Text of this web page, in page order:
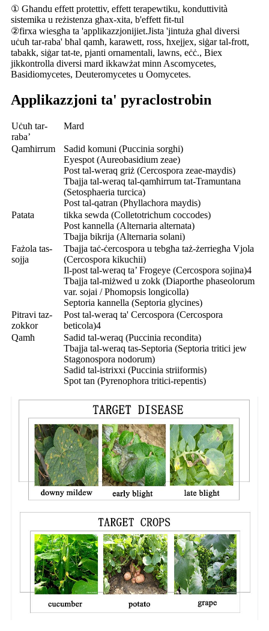
① Għandu effett protettiv, effett terapewtiku, konduttività
sistemika u reżistenza għax-xita, b'effett fit-tul
②firxa wiesgħa ta 'applikazzjonijiet.Jista 'jintuża għal diversi
uċuħ tar-raba' bħal qamħ, karawett, ross, ħxejjex, siġar tal-frott,
tabakk, siġar tat-te, pjanti ornamentali, lawns, eċċ., Biex
jikkontrolla diversi mard ikkawżat minn Ascomycetes,
Basidiomycetes, Deuteromycetes u Oomycetes.
Applikazzjoni ta' pyraclostrobin
Uċuħ tar-
raba’
Mard
Qamħirrum
Sadid komuni (Puccinia sorghi)
Eyespot (Aureobasidium zeae)
Post tal-weraq griż (Cercospora zeae-maydis)
Tbajja tal-weraq tal-qamħirrum tat-Tramuntana
(Setosphaeria turcica)
Post tal-qatran (Phyllachora maydis)
Patata
tikka sewda (Colletotrichum coccodes)
Post kannella (Alternaria alternata)
Tbajja bikrija (Alternaria solani)
Fażola tas-
sojja
Tbajja taċ-ċercospora u tebgħa taż-żerriegħa Vjola
(Cercospora kikuchii)
Il-post tal-weraq ta’ Frogeye (Cercospora sojina)4
Tbajja tal-miżwed u zokk (Diaporthe phaseolorum
var. sojai / Phomopsis longicolla)
Septoria kannella (Septoria glycines)
Pitravi taz-
zokkor
Post tal-weraq ta' Cercospora (Cercospora
beticola)4
Qamħ
Sadid tal-weraq (Puccinia recondita)
Tbajja tal-weraq tas-Septoria (Septoria tritici jew
Stagonospora nodorum)
Sadid tal-istrixxi (Puccinia striiformis)
Spot tan (Pyrenophora tritici-repentis)